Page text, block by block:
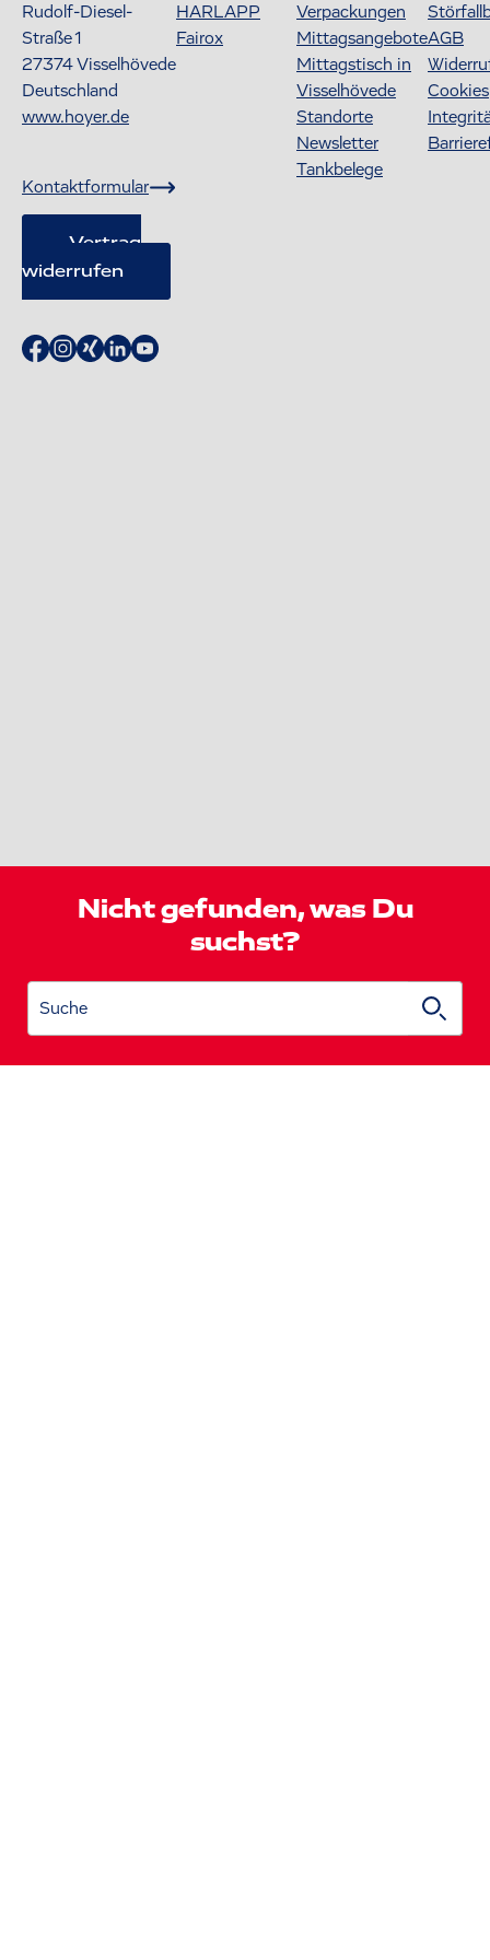
Rudolf-Diesel-
Straße 1
27374Visselhövede
Deutschland
www.hoyer.de
Kontaktformular
Vertrag
widerrufen
HARLAPP
Fairox
Verpackungen
Mittagsangebote
Mittagstisch in
Visselhövede
Standorte
Newsletter
Tankbelege
AGB
Cookies
Nicht gefunden, was Du
suchst?
Suche